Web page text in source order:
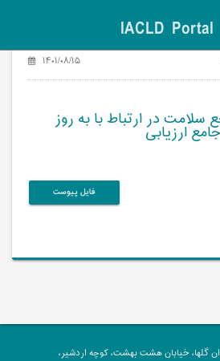
IACLD Portal
۱۴۰۱/۰۸/۱۵
سلامت در ارتباط با به روز
ارزیابی
فایل پیوست
گلها، خیابان هشت بهشت، کوچه اردشیر،